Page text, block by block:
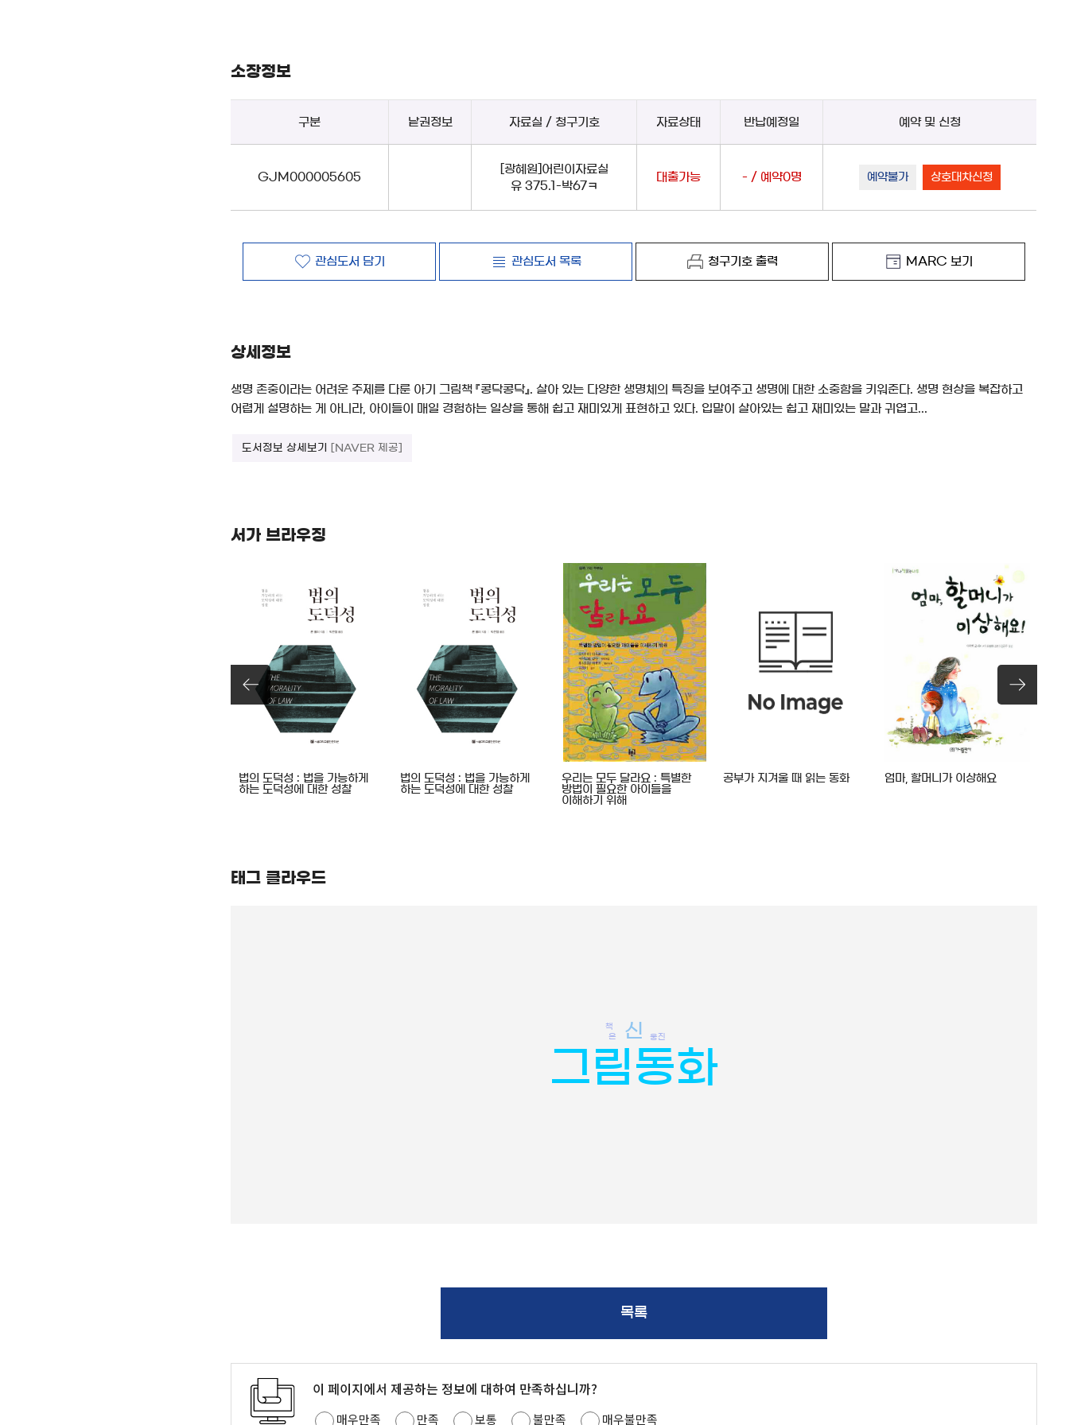
소장정보
구분 낱권정보 자료실 / 청구기호 자료상태 반납예정일 예약 및 신청
GJM000005605
[광혜원]어린이자료실
유 375.1-박67ㅋ
대출가능 - / 예약0명 예약불가 상호대차신청
관심도서 담기 관심도서 목록 청구기호 출력 MARC 보기
상세정보
생명 존중이라는 어려운 주제를 다룬 아기 그림책 『콩닥콩닥』. 살아 있는 다양한 생명체의 특징을 보여주고 생명에 대한 소중함을 키워준다. 생명 현상을 복잡하고
어렵게 설명하는 게 아니라, 아이들이 매일 경험하는 일상을 통해 쉽고 재미있게 표현하고 있다. 입말이 살아있는 쉽고 재미있는 말과 귀엽고...
도서정보 상세보기 [NAVER 제공]
서가 브라우징
법의 도덕성 : 법을 가능하게
하는 도덕성에 대한 성찰
법의 도덕성 : 법을 가능하게
하는 도덕성에 대한 성찰
우리는 모두 달라요 : 특별한
방법이 필요한 아이들을
이해하기 위해
공부가 지겨울 때 읽는 동화 엄마, 할머니가 이상해요
태그 클라우드
그림동화
신 웅진
은
책
목록
이 페이지에서 제공하는 정보에 대하여 만족하십니까?
매우만족 만족 보통 불만족 매우불만족